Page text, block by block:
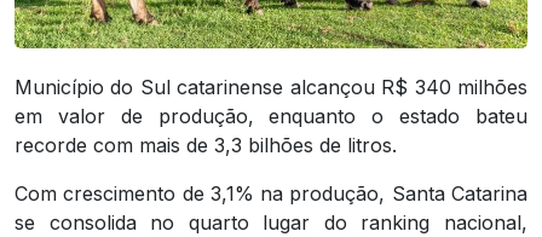
Município do Sul catarinense alcançou R$ 340 milhões
em valor de produção, enquanto o estado bateu
recorde com mais de 3,3 bilhões de litros.
Com crescimento de 3,1% na produção, Santa Catarina
se consolida no quarto lugar do ranking nacional,